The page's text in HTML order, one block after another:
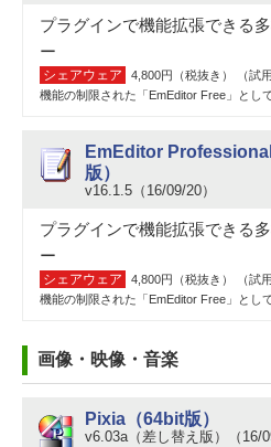
プラグインで機能拡張できる
ー
シェアウェア
4,800円（税抜き） （試
機能の制限された「EmEditor Free」とし
EmEditor
版）
v16.1.5（16/09/20）
プラグインで機能拡張できる
ー
シェアウェア
4,800円（税抜き） （試
機能の制限された「EmEditor Free」とし
画像・映像・音楽
Pixia（64bit版）
v6.03a（差し替え版）（16/